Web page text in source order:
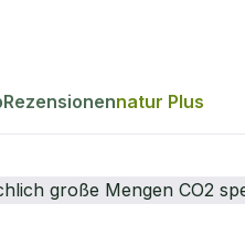
Rezensionennatur Plus